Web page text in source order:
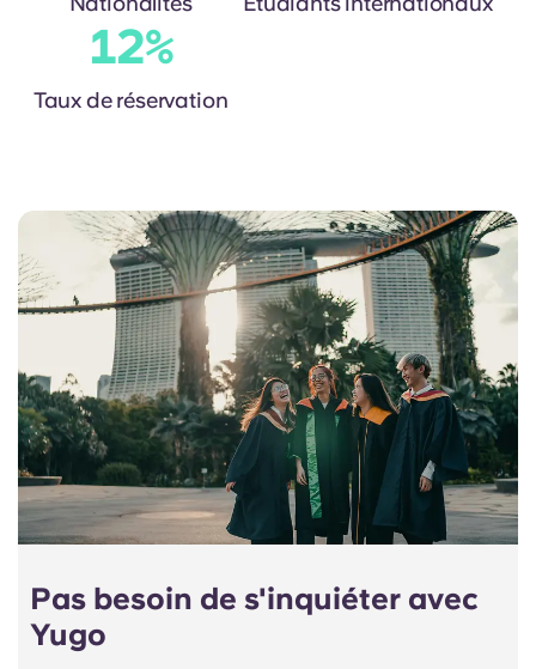
Portuguese
13%
Taux de réservation
Pas besoin de s'inquiéter avec
Yugo